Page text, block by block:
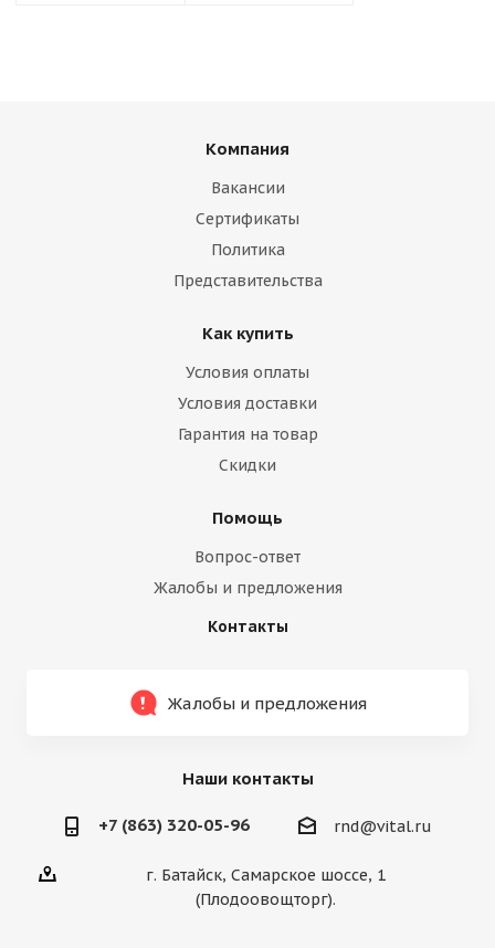
Компания
Вакансии
Сертификаты
Политика
Представительства
Как купить
Условия оплаты
Условия доставки
Гарантия на товар
Скидки
Помощь
Вопрос-ответ
Жалобы и предложения
Контакты
Жалобы и предложения
Наши контакты
+7 (863) 320-05-96 rnd@vital.ru
г. Батайск, Самарское шоссе, 1
(Плодоовощторг).